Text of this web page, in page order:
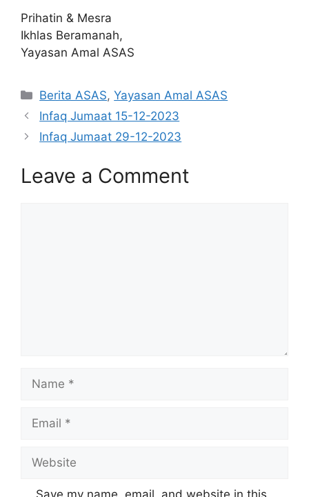
Prihatin & Mesra
Ikhlas Beramanah,
Yayasan Amal ASAS
Categories
Berita ASAS,Yayasan Amal ASAS
Infaq Jumaat 15-12-2023
Infaq Jumaat 29-12-2023
Leave a Comment
Name
Email
Website